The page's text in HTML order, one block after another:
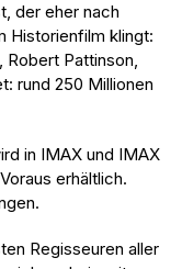
der eher nach
Historienfilm klingt:
Robert Pattinson,
rund 250 Millionen
in IMAX und IMAX
erhältlich.
Regisseuren aller